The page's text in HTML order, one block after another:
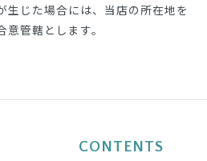
生じた場合には、当店の所在地を
管轄とします。
CONTENTS